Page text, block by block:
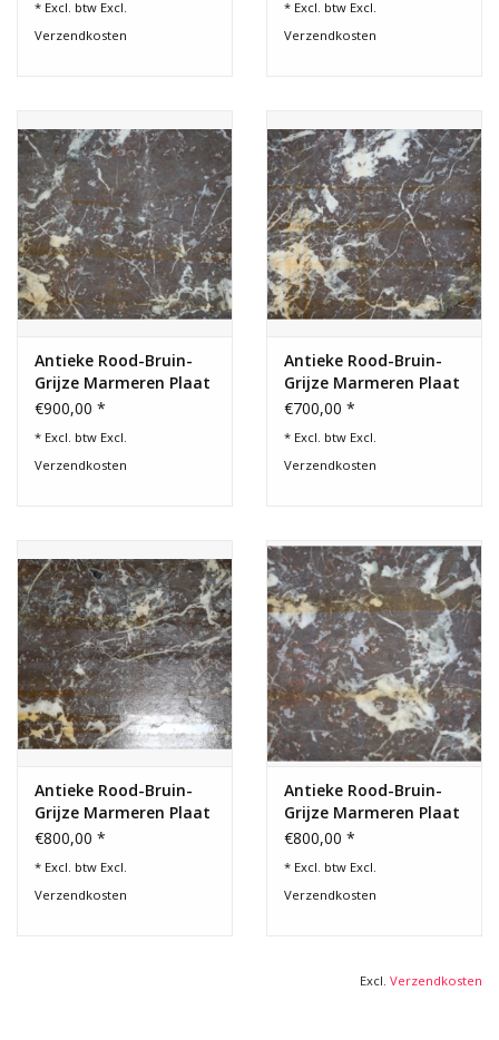
* Excl. btw Excl.
Verzendkosten
* Excl. btw Excl.
Verzendkosten
Antieke Rood-Bruin-
Grijze Marmeren Plaat
– 19e Eeuw
€900,00 *
* Excl. btw Excl.
Verzendkosten
Antieke Rood-Bruin-
Grijze Marmeren Plaat
– 19e Eeuw
€700,00 *
* Excl. btw Excl.
Verzendkosten
Antieke Rood-Bruin-
Grijze Marmeren Plaat
– 19e Eeuw
€800,00 *
* Excl. btw Excl.
Verzendkosten
Antieke Rood-Bruin-
Grijze Marmeren Plaat
– 19e Eeuw
€800,00 *
* Excl. btw Excl.
Verzendkosten
Excl. Verzendkosten